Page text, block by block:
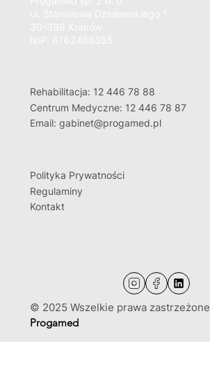
Rehabilitacja: 12 446 78 88
Centrum Medyczne: 12 446 78 87
Email: gabinet@progamed.pl
© 2025 Wszelkie prawa zastrzeżone
Progamed
Polityka Prywatności
Regulaminy
Kontakt